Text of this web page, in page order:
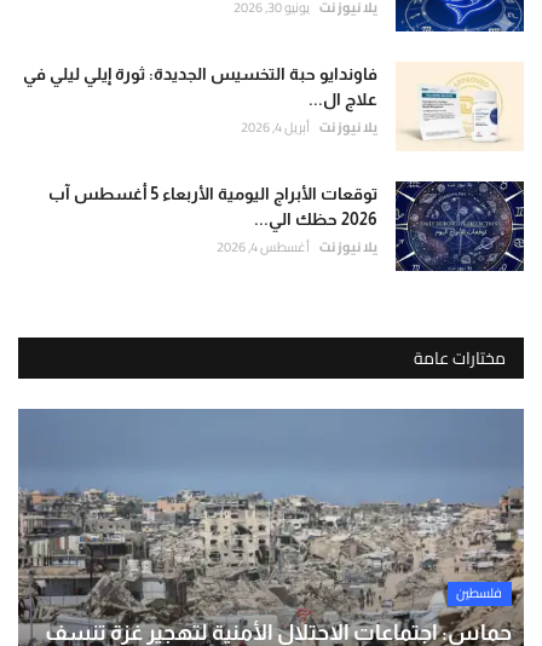
يلا نيوز نت يونيو 30, 2026
فاوندايو حبة التخسيس الجديدة: ثورة إيلي ليلي في
علاج ال...
يلا نيوز نت أبريل 4, 2026
توقعات الأبراج اليومية الأربعاء 5 أغسطس آب
2026 حظك الي...
يلا نيوز نت أغسطس 4, 2026
مختارات عامة
فلسطين
حماس: اجتماعات الاحتلال الأمنية لتهجير غزة تنسف